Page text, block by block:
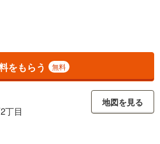
をもらう 無料
丁目
地図を見る